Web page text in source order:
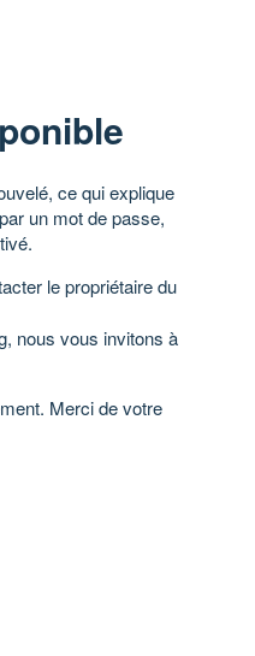
ce qui explique
un mot de passe,
le propriétaire du
nous vous invitons à
Merci de votre